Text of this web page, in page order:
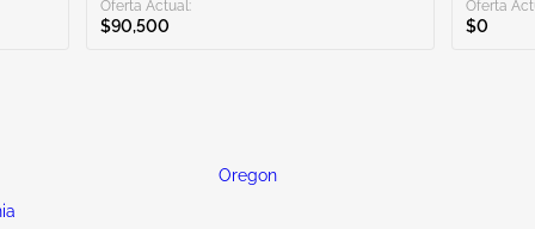
Oferta Actual:
$90,500
Oferta
$0
Oregon